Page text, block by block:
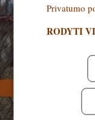
Privatumo
RODYTI